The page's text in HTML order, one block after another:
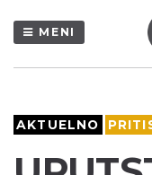
MENI
AKTUELNO